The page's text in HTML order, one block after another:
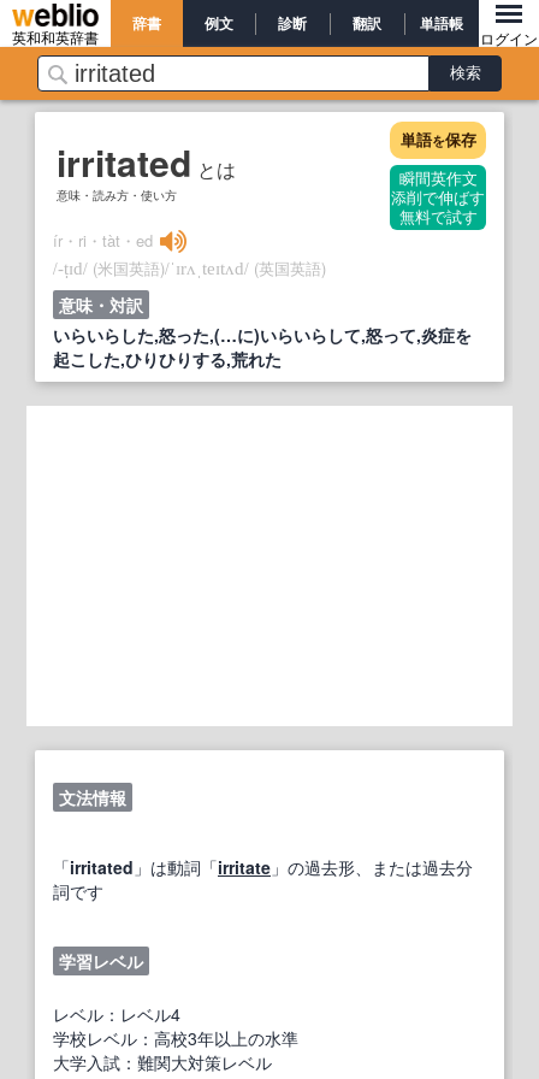
英和和英辞書
辞書 例文 診断 翻訳 単語帳
ログイン
irritated とは
意味・読み方・使い方
単語を保存
瞬間英作文
添削で伸ばす
無料で試す
ír・ri・tàt・ed
/‐ṭɪd/ (米国英語)/ˈɪrʌˌteɪtʌd/ (英国英語)
意味・対訳
いらいらした,怒った,(…に)いらいらして,怒って,炎症を
起こした,ひりひりする,荒れた
文法情報
「irritated 」は動詞「irritate 」の過去形、または過去分
詞です
学習レベル
レベル：レベル4
学校レベル：高校3年以上の水準
大学入試：難関大対策レベル